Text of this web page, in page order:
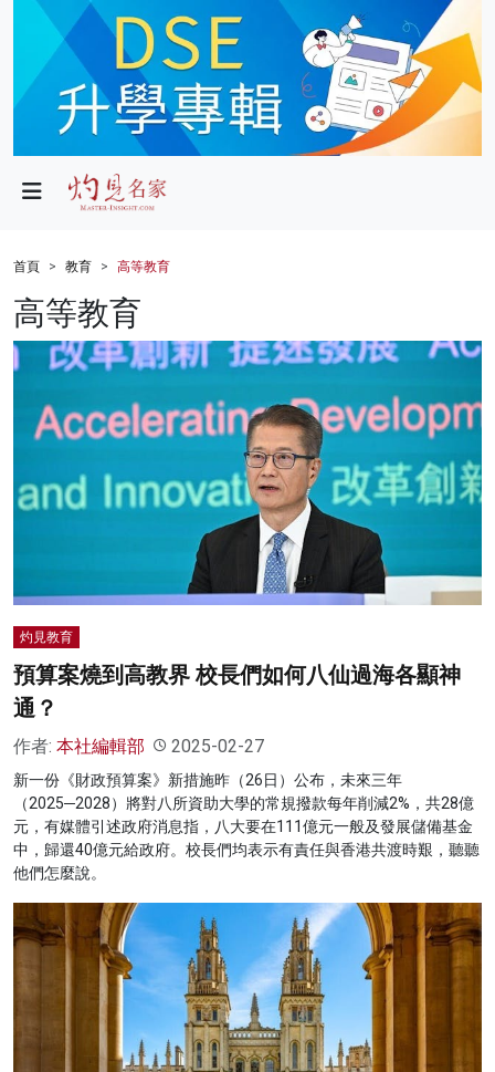
政局
財經
生活
健康
科技
影片
首頁 教育 高等教育
高等教育
灼見教育
預算案燒到高教界 校長們如何八仙過海各顯神
通？
作者: 本社編輯部 2025-02-27
新一份《財政預算案》新措施昨（26日）公布，未來三年
（2025─2028）將對八所資助大學的常規撥款每年削減2%，共28億
元，有媒體引述政府消息指，八大要在111億元一般及發展儲備基金
中，歸還40億元給政府。校長們均表示有責任與香港共渡時艱，聽聽
他們怎麼說。